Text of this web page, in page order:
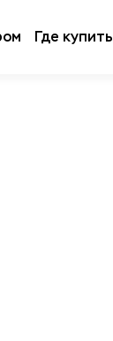
Где купить